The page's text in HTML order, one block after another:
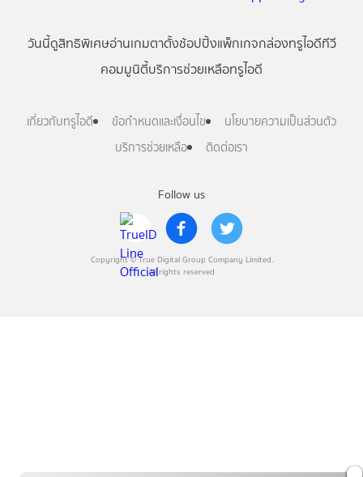
Follow us
Copyright © True Digital Group Company Limited.
All rights reserved
วันนี้ดูสิทธิพิเศษอ่านเกมตาตั้งช้อปปิ้งแพ็กเกจกล่องทรูไอดีทีวี
คอมมูนิตี้บริการช่วยเหลือทรูไอดี
เกี่ยวกับทรูไอดี ข้อกำหนดและเงื่อนไข
นโยบายความเป็นส่วนตัว
บริการช่วยเหลือ
ติดต่อเรา